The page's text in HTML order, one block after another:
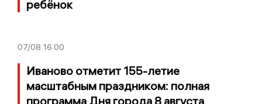
ребёнок
07/08 16:00
Иваново отметит 155-летие
масштабным праздником: полная
программа Дня города 8 августа